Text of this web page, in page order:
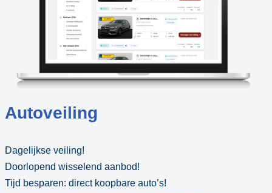
Autoveiling
Dagelijkse veiling!
Doorlopend wisselend aanbod!
Tijd besparen: direct koopbare auto’s!